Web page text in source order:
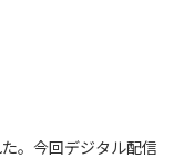
。今回デジタル配信